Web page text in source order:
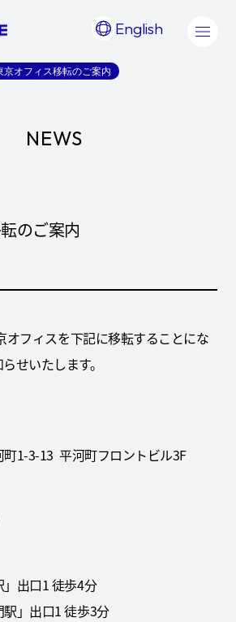
English
京オフィス移転のご案内
NEWS
のご案内
オフィスを下記に移転することにな
せいたします。
1-3-13 平河町フロントビル3F
出口1 徒歩4分
」出口1 徒歩3分